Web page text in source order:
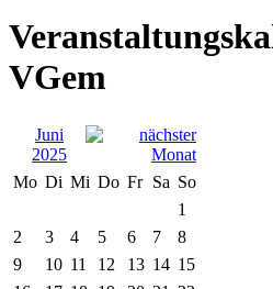
VGem
Juni
2025
Mo Di Mi Do Fr Sa So
1
2
3 4 5 6 7
8
9
10 11 12 13 14 15